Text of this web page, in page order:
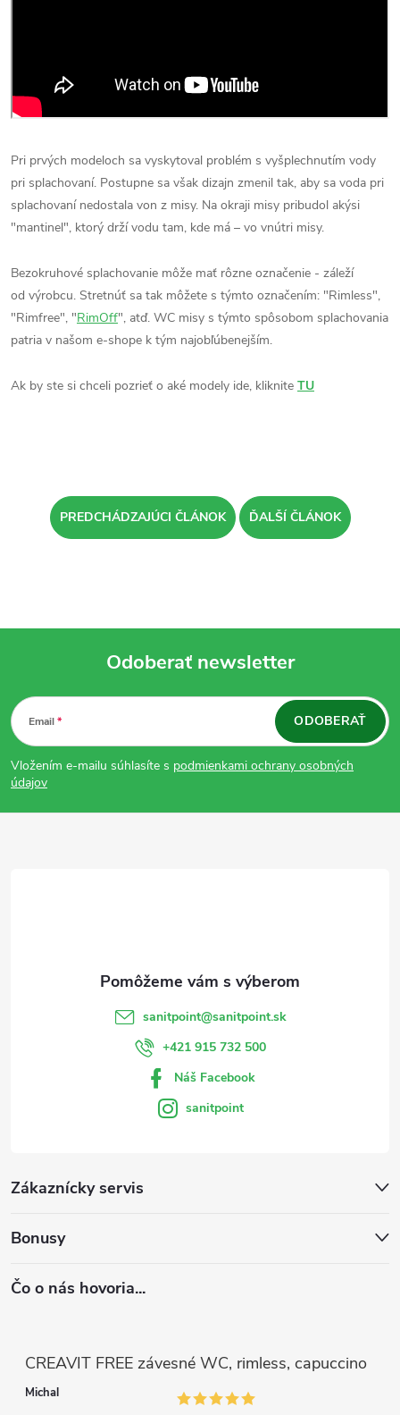
Pri prvých modeloch sa vyskytoval problém s vyšplechnutím vody
pri splachovaní. Postupne sa však dizajn zmenil tak, aby sa voda pri
splachovaní nedostala von z misy. Na okraji misy pribudol akýsi
"mantinel", ktorý drží vodu tam, kde má – vo vnútri misy.
Bezokruhové splachovanie môže mať rôzne označenie - záleží
od výrobcu. Stretnúť sa tak môžete s týmto označením: "Rimless",
"Rimfree", "RimOff", atď. WC misy s týmto spôsobom splachovania
patria v našom e-shope k tým najobľúbenejším.
Ak by ste si chceli pozrieť o aké modely ide, kliknite TU
PREDCHÁDZAJÚCI ČLÁNOK ĎALŠÍ ČLÁNOK
Z
á
p
Odoberať newsletter
Email
Vložením e-mailu súhlasíte s podmienkami ochrany osobných
údajov
ODOBERAŤ
Zákaznícky servis
Bonusy
Čo o nás hovoria...
CREAVIT FREE závesné WC, rimless, capuccino
Michal
sanitpoint@sanitpoint.sk
+421 915 732 500
Náš Facebook
sanitpoint